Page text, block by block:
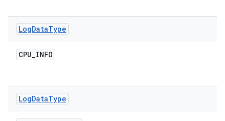
LogDataType
CPU_INFO
LogDataType